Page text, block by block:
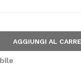
AGGIUNGI AL